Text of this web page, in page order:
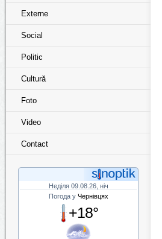
Externe
Social
Politic
Cultură
Foto
Video
Contact
Неділя 09.08.26, ніч
Погода у Чернівцях
+18°